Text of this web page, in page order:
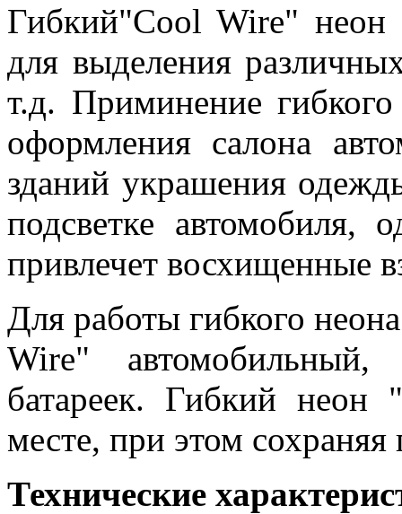
Гибкий"Cool Wire" неон
для выделения
т.д. Приминение
оформления салона
зданий украшения
подсветке автомобиля,
привлечет восхищенные
Для работы гибкого
Wire"
батареек. Гибкий
месте, при этом
Технические